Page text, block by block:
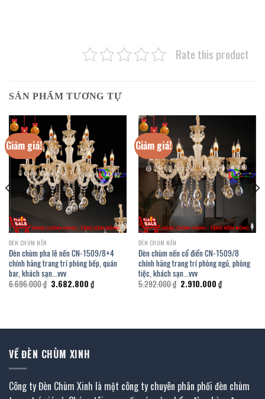
Rate this product
SẢN PHẨM TƯƠNG TỰ
Giảm giá!
ĐÈN CHÙM NẾN
Đèn chùm pha lê nến CN-1509/8+4
chính hãng trang trí phòng bếp, quán
bar, khách sạn…vvv
6.696.000₫ Giá
gốc
3.682.800 ₫Giá
hiện
Giảm giá!
ĐÈN CHÙM NẾN
Đèn chùm nến cổ điển CN-1509/8
chính hãng trang trí phòng ngủ, phòng
tiệc, khách sạn…vvv
5.292.000₫ Giá
gốc
2.910.000 ₫Giá
hiện
VỀ ĐÈN CHÙM XINH
Công ty Đèn Chùm Xinh là một công ty chuyên phân phối đèn chùm